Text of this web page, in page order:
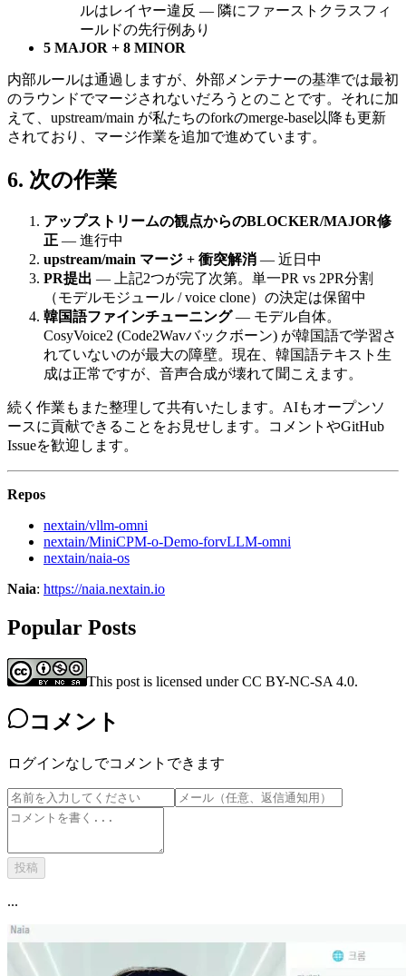
ルはレイヤー違反 — 隣にファーストクラスフィ
ールドの先行例あり
5 MAJOR + 8 MINOR
内部ルールは通過しますが、外部メンテナーの基準では最初
のラウンドでマージされないだろうとのことです。それに加
えて、upstream/main が私たちのforkのmerge-base以降も更新
されており、マージ作業を追加で進めています。
次の作業
アップストリームの観点からのBLOCKER/MAJOR修
正 — 進行中
upstream/main マージ + 衝突解消 — 近日中
PR提出 — 上記2つが完了次第。単一PR vs 2PR分割
（モデルモジュール / voice clone）の決定は保留中
韓国語ファインチューニング— モデル自体。
CosyVoice2 (Code2Wavバックボーン) が韓国語で学習さ
れていないのが最大の障壁。現在、韓国語テキスト生
成は正常ですが、音声合成が壊れて聞こえます。
続く作業もまた整理して共有いたします。AIもオープンソ
ースに貢献できることをお見せします。コメントやGitHub
Issueを歓迎します。
Repos
nextain/vllm-omni
nextain/MiniCPM-o-Demo-forvLLM-omni
nextain/naia-os
Naia: https://naia.nextain.io
Popular Posts
This post is licensed under CC BY-NC-SA 4.0.
コメント
ログインなしでコメントできます
投稿
...